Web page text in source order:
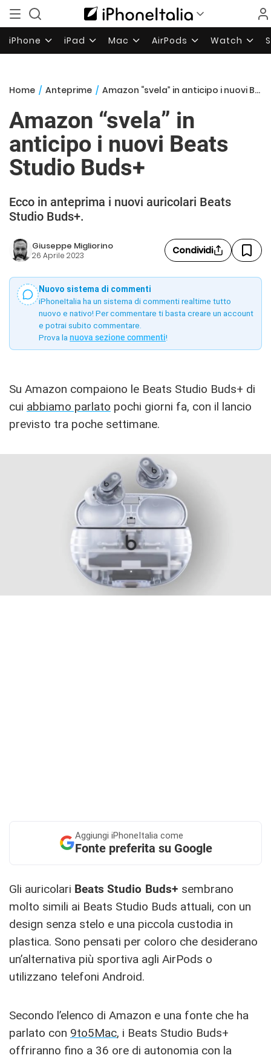
iPhone iPad Mac AirPods Watch
Home / Anteprime / Amazon “svela” in anticipo i nuovi Beats Studio Buds+
Amazon “svela” in
anticipo i nuovi Beats
Studio Buds+
Ecco in anteprima i nuovi auricolari Beats
Studio Buds+.
Giuseppe Migliorino
26 Aprile 2023 Condividi
Nuovo sistema di commenti
iPhoneItalia ha un sistema di commenti realtime tutto
nuovo e nativo! Per commentare ti basta creare un account
e potrai subito commentare.
Prova la nuova sezione commenti!
Su Amazon compaiono le Beats Studio Buds+ di
cui abbiamo parlato pochi giorni fa, con il lancio
previsto tra poche settimane.
Aggiungi iPhoneItalia come
Fonte preferita su Google
Gli auricolari Beats Studio Buds+ sembrano
molto simili ai Beats Studio Buds attuali, con un
design senza stelo e una piccola custodia in
plastica. Sono pensati per coloro che desiderano
un’alternativa più sportiva agli AirPods o
utilizzano telefoni Android.
Secondo l’elenco di Amazon e una fonte che ha
parlato con 9to5Mac, i Beats Studio Buds+
offriranno fino a 36 ore di autonomia con la